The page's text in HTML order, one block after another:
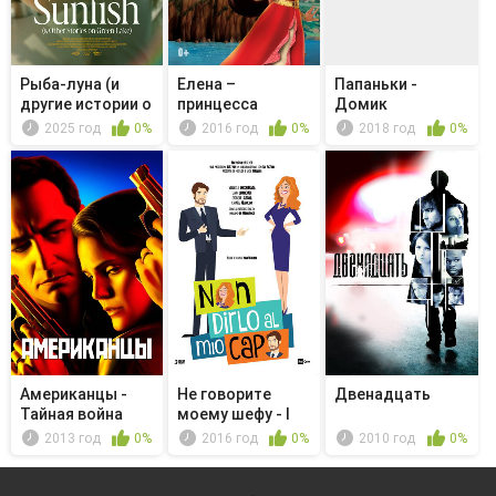
Рыба-луна (и
другие истории о
Грин-Лейк)
2025 год 0%
Елена –
принцесса
Авалора - Остров
2016 год 0%
Папаньки -
Домик
2018 год 0%
Американцы -
Тайная война
2013 год 0%
Не говорите
моему шефу - I
soliti sos...
2016 год 0%
Двенадцать
2010 год 0%